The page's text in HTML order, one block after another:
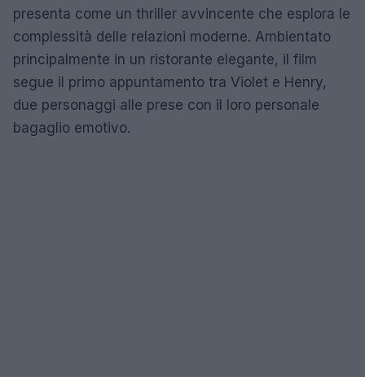
presenta come un thriller avvincente che esplora le
complessità delle relazioni moderne. Ambientato
principalmente in un ristorante elegante, il film
segue il primo appuntamento tra Violet e Henry,
due personaggi alle prese con il loro personale
bagaglio emotivo.